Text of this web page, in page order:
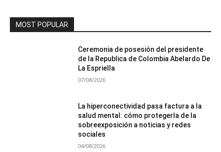
MOST POPULAR
Ceremonia de posesión del presidente
de la Republica de Colombia Abelardo De
La Espriella
07/08/2026
La hiperconectividad pasa factura a la
salud mental: cómo protegerla de la
sobreexposición a noticias y redes
sociales
04/08/2026